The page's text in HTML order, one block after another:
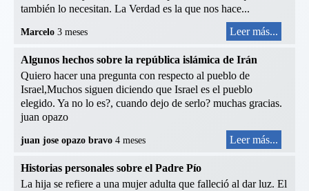
también lo necesitan. La Verdad es la que nos hace...
Marcelo 3 meses Leer más...
Algunos hechos sobre la república islámica de Irán
Quiero hacer una pregunta con respecto al pueblo de
Israel,Muchos siguen diciendo que Israel es el pueblo
elegido. Ya no lo es?, cuando dejo de serlo? muchas gracias.
juan opazo
juan jose opazo bravo 4 meses Leer más...
Historias personales sobre el Padre Pío
La hija se refiere a una mujer adulta que falleció al dar luz. El